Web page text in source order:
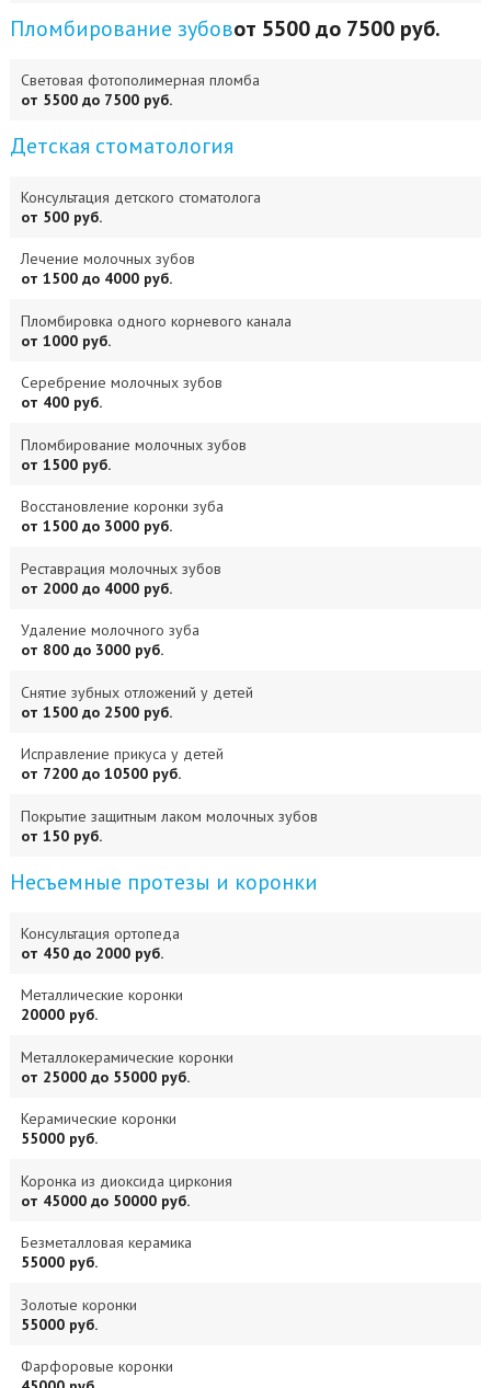
Пломбирование зубовот 5500 до 7500 руб.
Световая фотополимерная пломба
от 5500 до 7500 руб.
Детская стоматология
Консультация детского стоматолога
от 500 руб.
Лечение молочных зубов
от 1500 до 4000 руб.
Пломбировка одного корневого канала
от 1000 руб.
Серебрение молочных зубов
от 400 руб.
Пломбирование молочных зубов
от 1500 руб.
Восстановление коронки зуба
от 1500 до 3000 руб.
Реставрация молочных зубов
от 2000 до 4000 руб.
Удаление молочного зуба
от 800 до 3000 руб.
Снятие зубных отложений у детей
от 1500 до 2500 руб.
Исправление прикуса у детей
от 7200 до 10500 руб.
Покрытие защитным лаком молочных зубов
от 150 руб.
Несъемные протезы и коронки
Консультация ортопеда
от 450 до 2000 руб.
Металлические коронки
20000 руб.
Металлокерамические коронки
от 25000 до 55000 руб.
Керамические коронки
55000 руб.
Коронка из диоксида циркония
от 45000 до 50000 руб.
Безметалловая керамика
55000 руб.
Золотые коронки
55000 руб.
Фарфоровые коронки